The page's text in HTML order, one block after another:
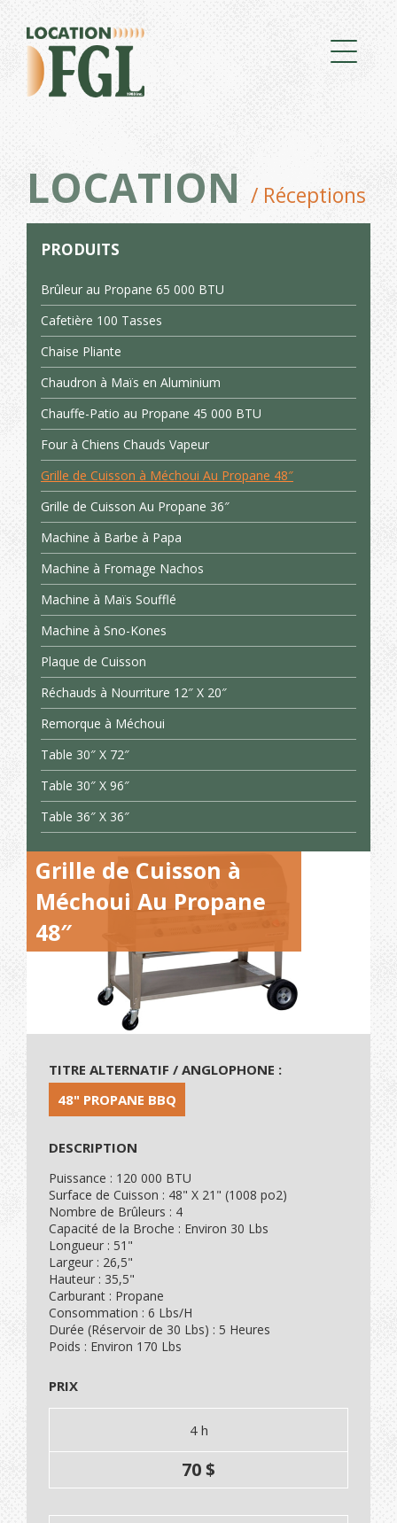
LOCATION / Réceptions
PRODUITS
Brûleur au Propane 65 000 BTU
Cafetière 100 Tasses
Chaise Pliante
Chaudron à Maïs en Aluminium
Chauffe-Patio au Propane 45 000 BTU
Four à Chiens Chauds Vapeur
Grille de Cuisson à Méchoui Au Propane 48″
Grille de Cuisson Au Propane 36″
Machine à Barbe à Papa
Machine à Fromage Nachos
Machine à Maïs Soufflé
Machine à Sno-Kones
Plaque de Cuisson
Réchauds à Nourriture 12″ X 20″
Remorque à Méchoui
Table 30″ X 72″
Table 30″ X 96″
Table 36″ X 36″
Grille de Cuisson à
Méchoui Au Propane
48″
TITRE ALTERNATIF / ANGLOPHONE :
48" PROPANE BBQ
DESCRIPTION
Puissance : 120 000 BTU
Surface de Cuisson : 48" X 21" (1008 po2)
Nombre de Brûleurs : 4
Capacité de la Broche : Environ 30 Lbs
Longueur : 51"
Largeur : 26,5"
Hauteur : 35,5"
Carburant : Propane
Consommation : 6 Lbs/H
Durée (Réservoir de 30 Lbs) : 5 Heures
Poids : Environ 170 Lbs
PRIX
4 h
70 $